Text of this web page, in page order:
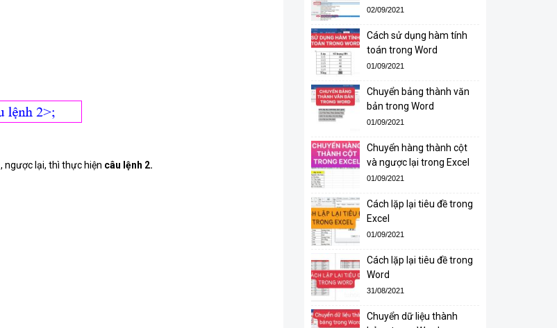
, ngược lại, thì thực hiện câu lệnh 2.
02/09/2021
Cách sử dụng hàm tính
toán trong Word
01/09/2021
Chuyển bảng thành văn
bản trong Word
01/09/2021
Chuyển hàng thành cột
và ngược lại trong Excel
01/09/2021
Cách lặp lại tiêu đề trong
Excel
01/09/2021
Cách lặp lại tiêu đề trong
Word
31/08/2021
Chuyển dữ liệu thành